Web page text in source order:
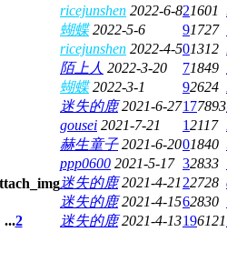
ricejunshen 2022-6-821601
蝴蝶 2022-5-6 91727
ricejunshen 2022-4-501312
陌上人 2022-3-20 71849
蝴蝶 2022-3-1 92624
迷失的鹿 2021-6-27177893
gousei 2021-7-21 12117
赫生童子 2021-6-2001840
ppp0600 2021-5-17 32833
迷失的鹿 2021-4-21 22728
迷失的鹿 2021-4-1562830
...2 迷失的鹿 2021-4-13196121